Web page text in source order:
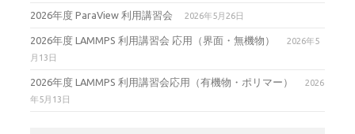
2026年度 ParaView 利用講習会 2026年5月26日
2026年度 LAMMPS 利用講習会 応用（界面・無機物）
2026年5
月13日
2026年度 LAMMPS 利用講習会応用（有機物・ポリマー）
2026
年5月13日